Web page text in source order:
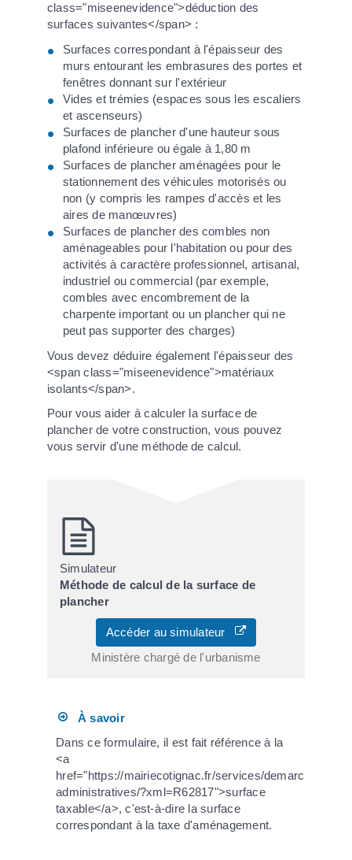
class="miseenevidence">déduction des
surfaces suivantes</span> :
Surfaces correspondant à l'épaisseur des
murs entourant les embrasures des portes et
fenêtres donnant sur l'extérieur
Vides et trémies (espaces sous les escaliers
et ascenseurs)
Surfaces de plancher d'une hauteur sous
plafond inférieure ou égale à 1,80 m
Surfaces de plancher aménagées pour le
stationnement des véhicules motorisés ou
non (y compris les rampes d'accès et les
aires de manœuvres)
Surfaces de plancher des combles non
aménageables pour l'habitation ou pour des
activités à caractère professionnel, artisanal,
industriel ou commercial (par exemple,
combles avec encombrement de la
charpente important ou un plancher qui ne
peut pas supporter des charges)
Vous devez déduire également l'épaisseur des
<span class="miseenevidence">matériaux
isolants</span>.
Pour vous aider à calculer la surface de
plancher de votre construction, vous pouvez
vous servir d'une méthode de calcul.
Simulateur
Méthode de calcul de la surface de
plancher
Accéder au simulateur
Ministère chargé de l'urbanisme
À savoir
Dans ce formulaire, il est fait référence à la
<a
href="https://mairiecotignac.fr/services/demarches-
administratives/?xml=R62817">surface
taxable</a>, c'est-à-dire la surface
correspondant à la taxe d'aménagement.